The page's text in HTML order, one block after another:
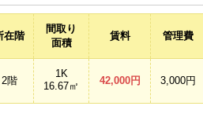
在階
間取り
面積
賃料 管理費
2階
1K
16.67㎡
42,000円 3,000円